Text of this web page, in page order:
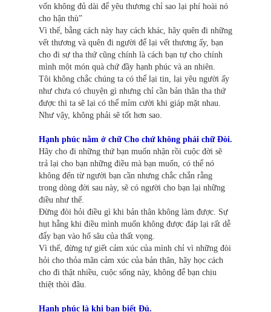
vốn không đủ dài để yêu thương chỉ sao lại phí hoài nó
cho hận thù”
Vì thế, bằng cách này hay cách khác, hãy quên đi những
vết thương và quên đi người để lại vết thương ấy, bạn
cho đi sự tha thứ cũng chính là cách bạn tự cho chính
mình một món quà chứ đầy hạnh phúc và an nhiên.
Tôi không chắc chúng ta có thể lại tin, lại yêu người ấy
như chưa có chuyện gì nhưng chỉ cần bản thân tha thứ
được thì ta sẽ lại có thể mỉm cười khi giáp mặt nhau.
Như vậy, không phải sẽ tốt hơn sao.
Hạnh phúc nằm ở chữ Cho chứ không phải chữ Đòi.
Hãy cho đi những thứ bạn muốn nhận rồi cuộc đời sẽ
trả lại cho bạn những điều mà bạn muốn, có thể nó
không đến từ người bạn cần nhưng chắc chắn rằng
trong dòng đời sau này, sẽ có người cho bạn lại những
điều như thế.
Đừng đòi hỏi điều gì khi bản thân không làm được. Sự
hụt hẫng khi điều mình muốn không được đáp lại rất dễ
đẩy bạn vào hố sâu của thất vọng.
Vì thế, đừng tự giết cảm xúc của mình chỉ vì những đòi
hỏi cho thỏa mãn cảm xúc của bản thân, hãy học cách
cho đi thật nhiều, cuộc sống này, không để bạn chịu
thiệt thòi đâu.
Hạnh phúc là khi bạn biết Đủ.